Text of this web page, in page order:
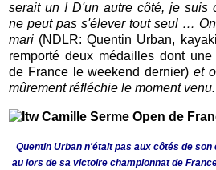
serait un ! D'un autre côté, je suis
ne peut pas s'élever tout seul …
mari (NDLR: Quentin Urban,
remporté deux médailles dont
de France le weekend dernier) et
mûrement réfléchie le moment venu.
Quentin Urban n'était pas aux côtés de
au lors de sa victoire championnat de